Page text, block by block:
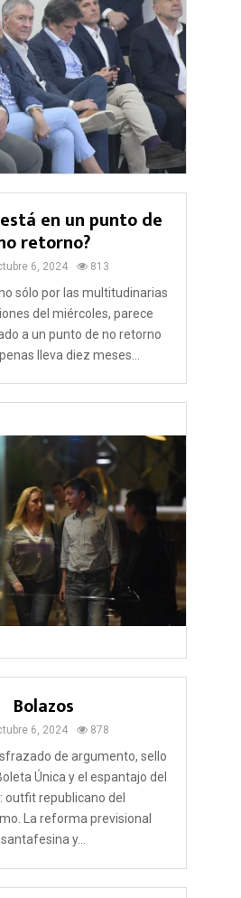
en un punto de
retorno?
6, 2024 813
sólo por las multitudinarias
del miércoles, parece
a un punto de no retorno
lleva diez meses...
Bolazos
6, 2024 878
de argumento, sello
Única y el espantajo del
outfit republicano del
La reforma previsional
santafesina y...